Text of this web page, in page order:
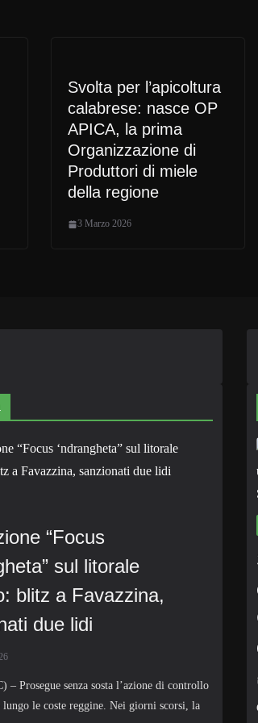
Svolta per l’apicoltura
calabrese: nasce OP
APICA, la prima
Organizzazione di
Produttori di miele
della regione
3 Marzo 2026
“Focus
sul litorale
blitz a Favazzina,
due lidi
– Prosegue senza sosta l’azione di controllo
le coste reggine. Nei giorni scorsi, la